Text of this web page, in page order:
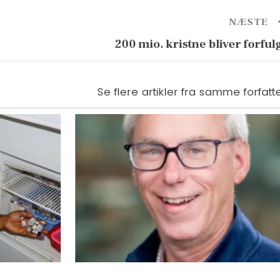
NÆSTE
200 mio. kristne bliver
Se flere artikler fra samme